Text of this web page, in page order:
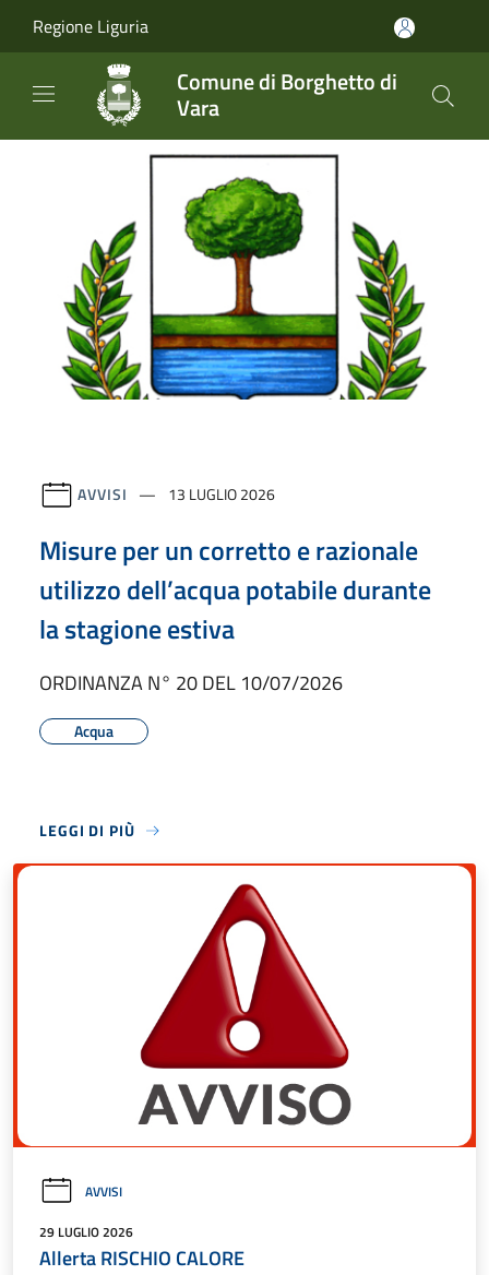
Regione Liguria
Comune di Borghetto di
Vara
AVVISI 13 LUGLIO 2026
Misure per un corretto e razionale
utilizzo dell’acqua potabile durante
la stagione estiva
ORDINANZA N° 20 DEL 10/07/2026
Acqua
LEGGI DI PIÙ
AVVISI
29 LUGLIO 2026
Allerta RISCHIO CALORE